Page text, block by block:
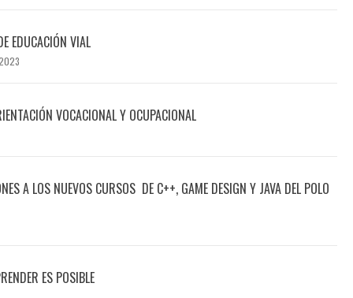
EDUCACIÓN VIAL
VOCACIONAL Y OCUPACIONAL
A LOS NUEVOS CURSOS DE C++, GAME DESIGN Y JAVA DEL POLO
ES POSIBLE